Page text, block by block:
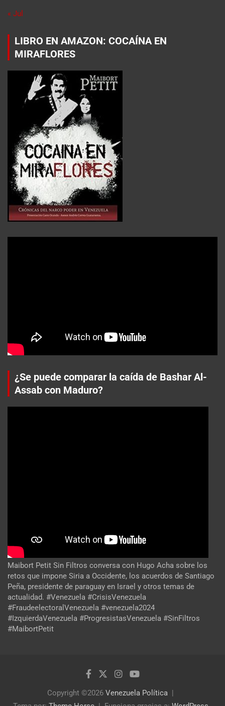
« Jul
LIBRO EN AMAZON: COCAÍNA EN
MIRAFLORES
¿Se puede comparar la caída de Bashar Al-
Assab con Maduro?
Maibort Petit Sin Filtros conversa con Hugo Acha sobre los
retos que impone Siria a Occidente, los acuerdos de Santiago
Peña, presidente de paraguay en Israel y otros temas de
actualidad. #Venezuela #CrisisVenezuela
#FraudeelectoralVenezuela #venezuela2024
#IzquierdaVenezuela #ProgresistasVenezuela #SinFiltros
#MaibortPetit
Copyright ©2026 Venezuela Política